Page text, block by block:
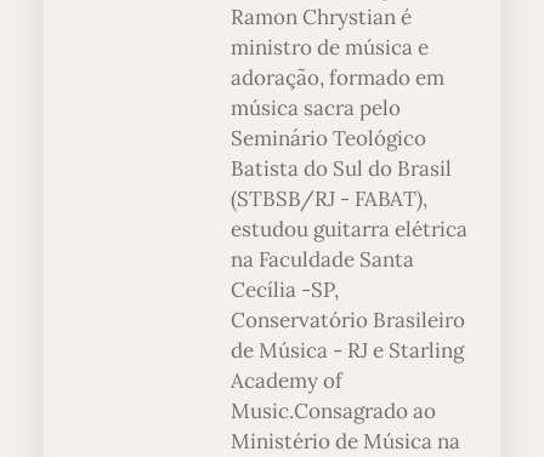
Ramon Chrystian é
ministro de música e
adoração, formado em
música sacra pelo
Seminário Teológico
Batista do Sul do Brasil
(STBSB/RJ - FABAT),
estudou guitarra elétrica
na Faculdade Santa
Cecília -SP,
Conservatório Brasileiro
de Música - RJ e Starling
Academy of
Music.Consagrado ao
Ministério de Música na